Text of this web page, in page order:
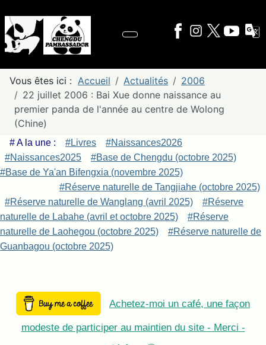
Vous êtes ici : Accueil Actualités
2006
22 juillet 2006 : Bai Xue donne naissance au
premier panda de l'année au centre de Wolong
(Chine)
# A la une : #Livres
#Naissances2026
#Naissances2025
#Base de Chengdu (octobre 2025)
#Base de Ya'an Bifengxia (novembre 2025)
#Réserve naturelle de Tangjiahe (octobre 2025)
#Réserve naturelle de Wanglang (avril 2025)
#Réserve
naturelle de Labahe (avril et octobre 2025)
#Réserve
naturelle de Laohegou (octobre 2025)
#Réserve naturelle de
Guanbagou (octobre 2025)
Achetez-moi un café, une façon
modeste de participer au maintien du site - Merci -